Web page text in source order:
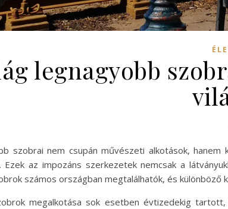
legnagyobb
szobrai nem csupán művészeti alkotások,
Ezek az impozáns szerkezetek nemcsak a
számos országban megtalálhatók, és különböző
megalkotása sok esetben évtizedekig